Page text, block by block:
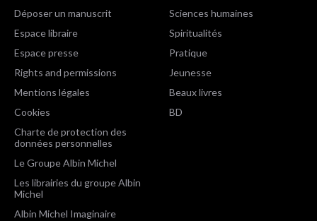
Déposer un manuscrit
Espace libraire
Espace presse
Rights and permissions
Mentions légales
Cookies
Charte de protection des
données personnelles
Le Groupe Albin Michel
Les librairies du groupe Albin
Michel
Albin Michel Imaginaire
Sciences humaines
Spiritualités
Pratique
Jeunesse
Beaux livres
BD